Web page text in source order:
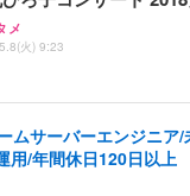
メ
火) 9:23
ムサーバーエンジニア
用/年間休日120日以上